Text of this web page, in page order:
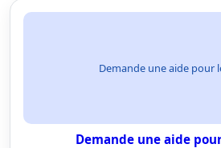
Demande une aide pour
Demande une aide